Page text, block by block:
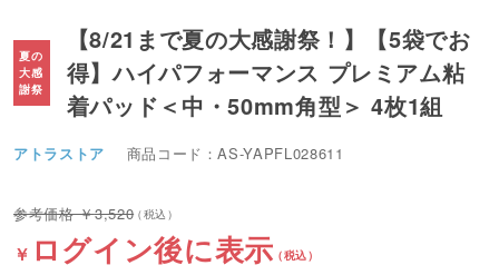
【8/21まで夏の大感謝祭！】【5袋でお
得】ハイパフォーマンス プレミアム粘
着パッド＜中・50mm角型＞ 4枚1組
アトラストア 商品コード：AS-YAPFL028611
3,520
ログイン後に表示